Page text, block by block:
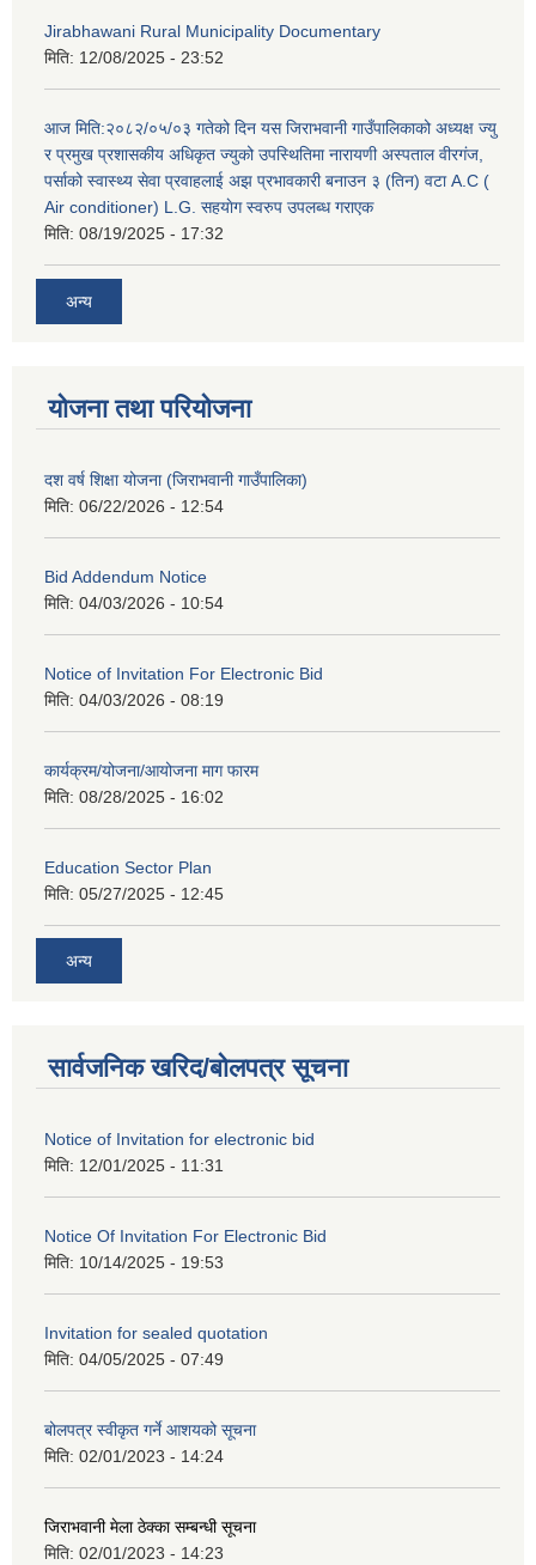
Jirabhawani Rural Municipality Documentary
मिति: 12/08/2025 - 23:52
आज मिति:२०८२/०५/०३ गतेको दिन यस जिराभवानी गाउँपालिकाको अध्यक्ष ज्यु
र प्रमुख प्रशासकीय अधिकृत ज्युको उपस्थितिमा नारायणी अस्पताल वीरगंज,
पर्साको स्वास्थ्य सेवा प्रवाहलाई अझ प्रभावकारी बनाउन ३ (तिन) वटा A.C (
Air conditioner) L.G. सहयाेग स्वरुप उपलब्ध गराएक
मिति: 08/19/2025 - 17:32
अन्य
योजना तथा परियोजना
दश वर्ष शिक्षा योजना (जिराभवानी गाउँपालिका)
मिति: 06/22/2026 - 12:54
Bid Addendum Notice
मिति: 04/03/2026 - 10:54
Notice of Invitation For Electronic Bid
मिति: 04/03/2026 - 08:19
कार्यक्रम/योजना/आयोजना माग फारम
मिति: 08/28/2025 - 16:02
Education Sector Plan
मिति: 05/27/2025 - 12:45
अन्य
सार्वजनिक खरिद/बोलपत्र सूचना
Notice of Invitation for electronic bid
मिति: 12/01/2025 - 11:31
Notice Of Invitation For Electronic Bid
मिति: 10/14/2025 - 19:53
Invitation for sealed quotation
मिति: 04/05/2025 - 07:49
बोलपत्र स्वीकृत गर्ने आशयको सूचना
मिति: 02/01/2023 - 14:24
जिराभवानी मेला ठेक्का सम्बन्धी सूचना
मिति: 02/01/2023 - 14:23